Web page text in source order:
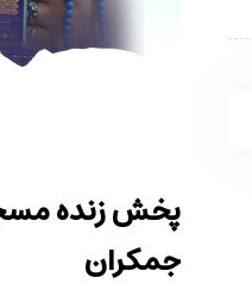
پخش زنده
جمکران